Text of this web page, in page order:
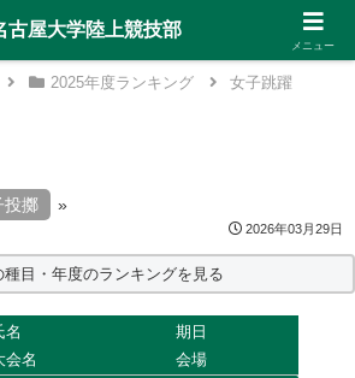
2025年度ランキング 女子跳躍
投擲 »
2026年03月29日
種目・年度のランキングを見る
名
会名
期日
会場
古屋大学陸上競技部
メニュー